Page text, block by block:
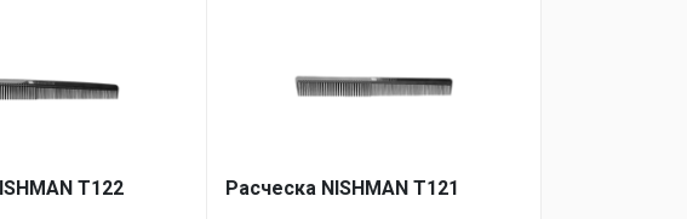
Т122 Расческа NISHMAN T121